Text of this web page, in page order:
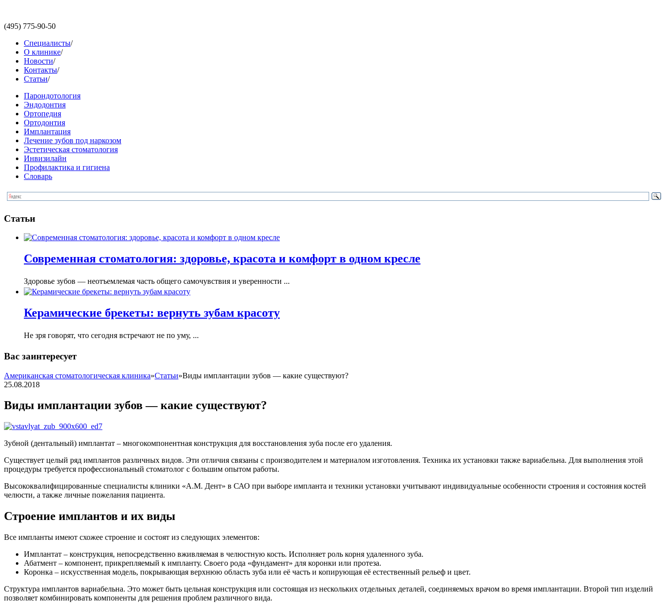
(495) 775-90-50
Специалисты/
О клинике/
Новости/
Контакты/
Статьи/
Парондотология
Эндодонтия
Ортопедия
Ортодонтия
Имплантация
Лечение зубов под наркозом
Эстетическая стоматология
Инвизилайн
Профилактика и гигиена
Словарь
Статьи
Современная стоматология: здоровье, красота и комфорт в одном кресле
Здоровье зубов — неотъемлемая часть общего самочувствия и уверенности ...
Керамические брекеты: вернуть зубам красоту
Не зря говорят, что сегодня встречают не по уму, ...
Вас заинтересует
Американская стоматологическая клиника»Статьи»Виды имплантации зубов — какие существуют?
25.08.2018
Виды имплантации зубов — какие существуют?
Зубной (дентальный) имплантат – многокомпонентная конструкция для восстановления зуба после его удаления.
Существует целый ряд имплантов различных видов. Эти отличия связаны с производителем и материалом изготовления. Техника их установки также вариабельна. Для выполнения этой
процедуры требуется профессиональный стоматолог с большим опытом работы.
Высококвалифицированные специалисты клиники «А.М. Дент» в САО при выборе импланта и техники установки учитывают индивидуальные особенности строения и состояния костей
челюсти, а также личные пожелания пациента.
Строение имплантов и их виды
Все импланты имеют схожее строение и состоят из следующих элементов:
Имплантат – конструкция, непосредственно вживляемая в челюстную кость. Исполняет роль корня удаленного зуба.
Абатмент – компонент, прикрепляемый к импланту. Своего рода «фундамент» для коронки или протеза.
Коронка – искусственная модель, покрывающая верхнюю область зуба или её часть и копирующая её естественный рельеф и цвет.
Структура имплантов вариабельна. Это может быть цельная конструкция или состоящая из нескольких отдельных деталей, соединяемых врачом во время имплантации. Второй тип изделий
позволяет комбинировать компоненты для решения проблем различного вида.